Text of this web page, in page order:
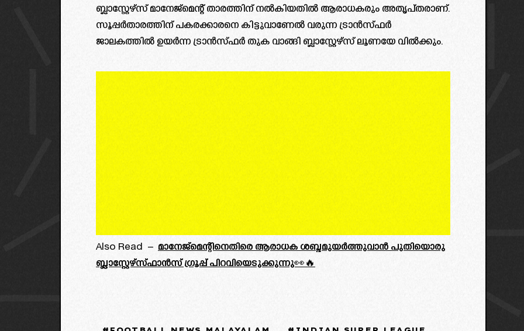
ബ്ലാസ്റ്റേഴ്‌സ് മാനേജ്മെന്റ് താരത്തിന് നൽകിയതിൽ ആരാധകരും അതൃപ്തരാണ്.
സൂപ്പർതാരത്തിന് പകരക്കാരനെ കിട്ടുവാണേൽ വരുന്ന ട്രാൻസ്ഫർ
ജാലകത്തിൽ ഉയർന്ന ട്രാൻസ്ഫർ തുക വാങ്ങി ബ്ലാസ്റ്റേഴ്‌സ് ലൂണയേ വിൽക്കും.
Also Read – മാനേജ്മെന്റിനെതിരെ ആരാധക ശബ്ദമുയർത്തുവാൻ പുതിയൊരു
ബ്ലാസ്റ്റേഴ്‌സ്ഫാൻസ്‌ ഗ്രൂപ്പ് പിറവിയെടുക്കുന്നു👀🔥